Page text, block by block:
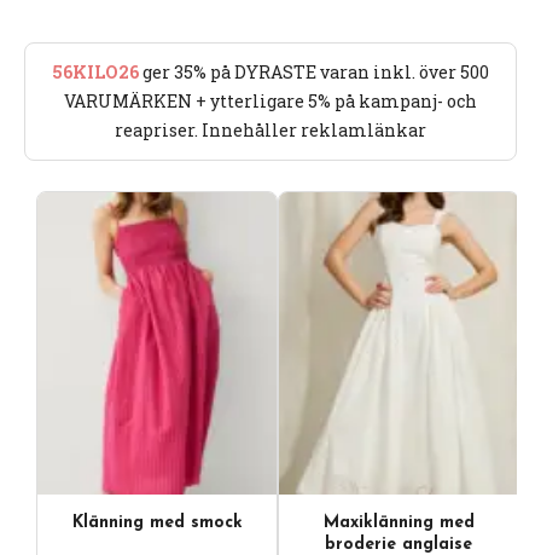
56KILO26ger 35% på DYRASTE varan inkl. över 500
VARUMÄRKEN + ytterligare 5% på kampanj- och
reapriser. Innehåller reklamlänkar
Klänning med smock
Maxiklänning med
broderie anglaise